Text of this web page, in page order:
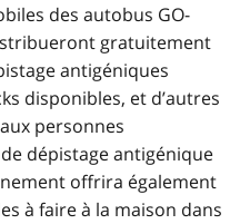
des autobus GO-
gratuitement
antigéniques
disponibles, et d’autres
personnes
dépistage antigénique
offrira également
à faire à la maison dans